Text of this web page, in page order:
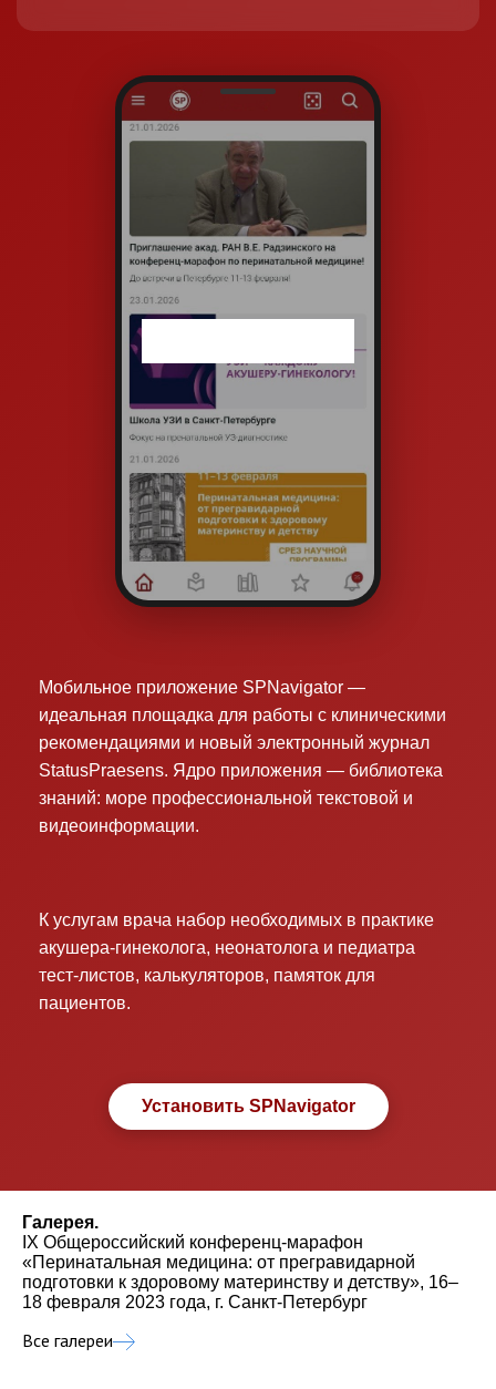
Мобильное приложение SPNavigator —
идеальная площадка для работы с клиническими
рекомендациями и новый электронный журнал
StatusPraesens. Ядро приложения — библиотека
знаний: море профессиональной текстовой и
видеоинформации.
К услугам врача набор необходимых в практике
акушера-гинеколога, неонатолога и педиатра
тест-листов, калькуляторов, памяток для
пациентов.
Установить SPNavigator
Галерея.
IX Общероссийский конференц-марафон
«Перинатальная медицина: от прегравидарной
подготовки к здоровому материнству и детству», 16–
18 февраля 2023 года, г. Санкт-Петербург
Все галереи